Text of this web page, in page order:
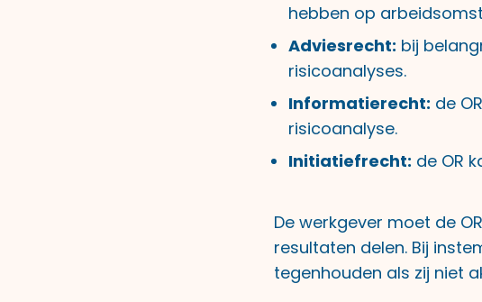
hebben op
Adviesrecht: bij
risicoanalyses.
Informatierecht: de
risicoanalyse.
Initiatiefrecht: de OR
De werkgever moet de
resultaten delen. Bij
tegenhouden als zij niet